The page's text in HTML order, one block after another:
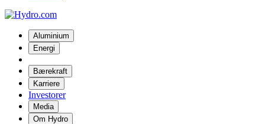
Aluminium
Energi
Bærekraft
Karriere
Investorer
Media
Om Hydro